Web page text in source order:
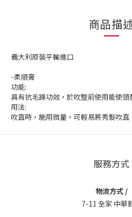
商品描
義大利原裝平輸進口
-柔順膏
功能:
具有抗毛躁功效，於吹整前使用能使頭
用法:
吹直時，施用微量，可輕易將秀髮吹直
服務方式
物流方式 /
7-11 全家 中華